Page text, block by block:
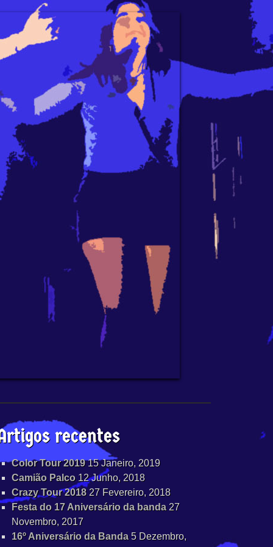
recentes
Color Tour 2019 15 Janeiro, 2019
Camião Palco 12 Junho, 2018
Crazy Tour 2018 27 Fevereiro, 2018
Festa do 17 Aniversário da banda 27
Novembro, 2017
16º Aniversário da Banda 5 Dezembro,